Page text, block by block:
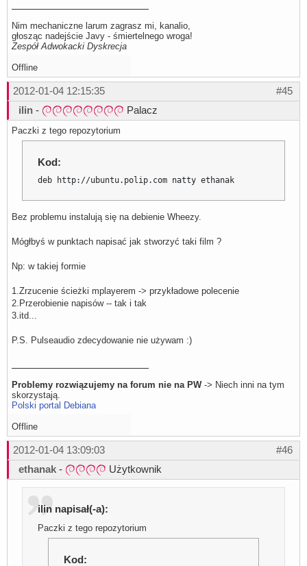
Nim mechaniczne larum zagrasz mi, kanalio,
głosząc nadejście Javy - śmiertelnego wroga!
Zespół Adwokacki Dyskrecja
Offline
#45
2012-01-04 12:15:35
ilin - Palacz
Paczki z tego repozytorium
Kod:
deb http://ubuntu.polip.com natty ethanak
Bez problemu instalują się na debienie Wheezy.
Mógłbyś w punktach napisać jak stworzyć taki film ?
Np: w takiej formie
1.Zrzucenie ścieżki mplayerem -> przykładowe polecenie
2.Przerobienie napisów -- tak i tak
3.itd...
P.S. Pulseaudio zdecydowanie nie używam :)
Problemy rozwiązujemy na forum nie na PW-> Niech inni na tym
skorzystają.
Polski portal Debiana
Offline
#46
2012-01-04 13:09:03
ethanak - Użytkownik
ilin napisał(-a):
Paczki z tego repozytorium
Kod: